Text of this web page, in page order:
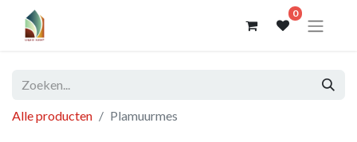
0
Alle producten Plamuurmes